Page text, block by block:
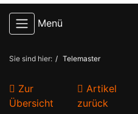
Menü
Sie sind hier: Telemaster
Zur
Übersicht
Artikel
zurück